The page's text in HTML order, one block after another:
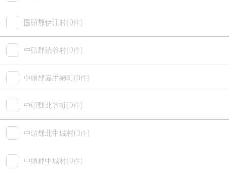
国頭郡伊江村(0件)
中頭郡読谷村(0件)
中頭郡嘉手納町(0件)
中頭郡北谷町(0件)
中頭郡北中城村(0件)
中頭郡中城村(0件)